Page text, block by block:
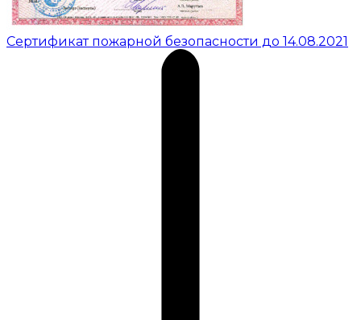
Сертификат пожарной безопасности до 14.08.2021